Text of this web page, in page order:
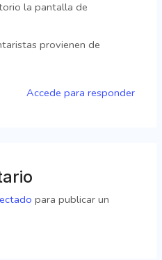
la pantalla de
provienen de
Accede para responder
para publicar un